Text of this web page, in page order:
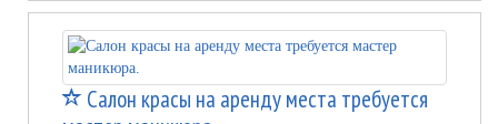
Салон красы на аренду места требуется